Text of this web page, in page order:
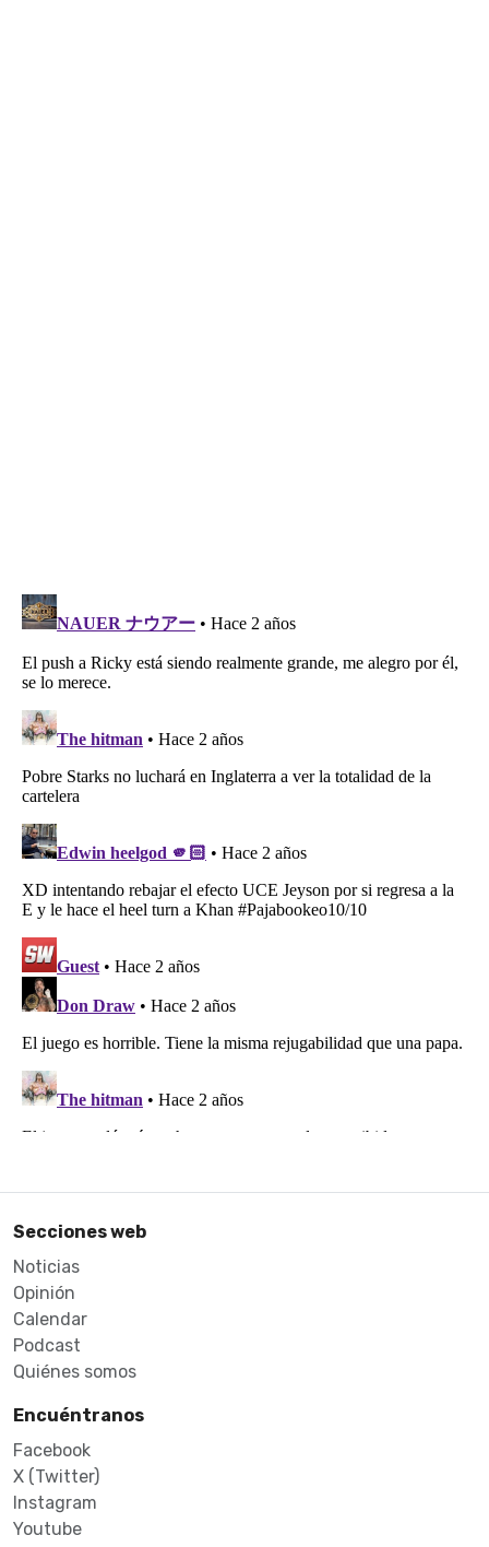
Secciones web
Noticias
Opinión
Calendar
Podcast
Quiénes somos
Encuéntranos
Facebook
X (Twitter)
Instagram
Youtube